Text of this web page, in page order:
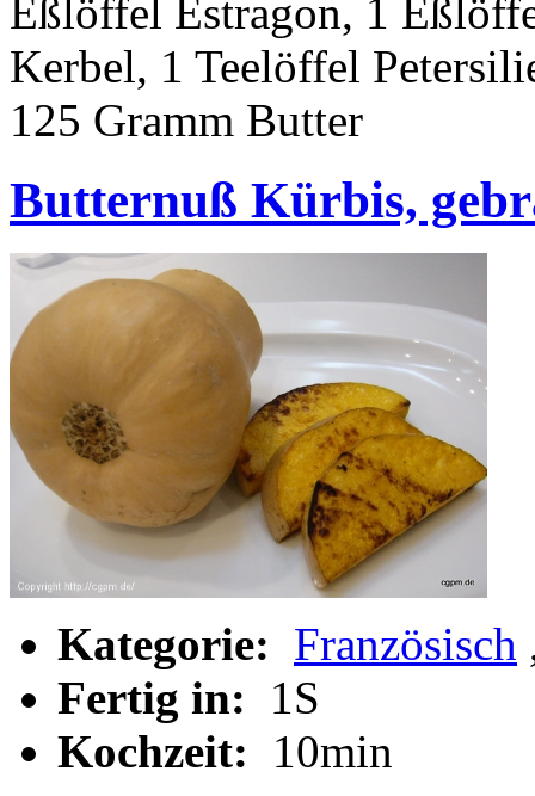
Eßlöffel Estragon, 1
Kerbel, 1 Teelöffel
125 Gramm Butter
Butternuß Kürbis,
Kategorie: Französisch
Fertig in:
1S
Kochzeit:
10min